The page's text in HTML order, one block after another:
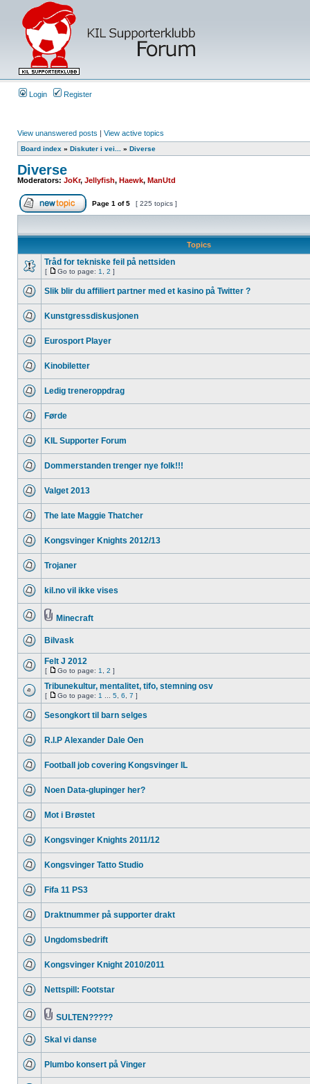
Login Register
View unanswered posts | View active topics
Board index » Diskuter i vei... » Diverse
Diverse
Moderators: JoKr, Jellyfish, Haewk, ManUtd
Page 1 of5 [ 225 topics ]
Topics
Tråd for tekniske feil på nettsiden
[ Go to page: 1 2 ]
Slik blir du affiliert partner med et kasino på Twitter ?
Kunstgressdiskusjonen
Eurosport Player
Kinobiletter
Ledig treneroppdrag
Førde
KIL Supporter Forum
Dommerstanden trenger nye folk!!!
Valget 2013
The late Maggie Thatcher
Kongsvinger Knights 2012/13
Trojaner
kil.no vil ikke vises
Minecraft
Bilvask
Felt J 2012
[ Go to page: 1 2 ]
Tribunekultur, mentalitet, tifo, stemning osv
[ Go to page: 1 5 6 7 ]
Sesongkort til barn selges
R.I.P Alexander Dale Oen
Football job covering Kongsvinger IL
Noen Data-glupinger her?
Mot i Brøstet
Kongsvinger Knights 2011/12
Kongsvinger Tatto Studio
Fifa 11 PS3
Draktnummer på supporter drakt
Ungdomsbedrift
Kongsvinger Knight 2010/2011
Nettspill: Footstar
SULTEN?????
Skal vi danse
Plumbo konsert på Vinger